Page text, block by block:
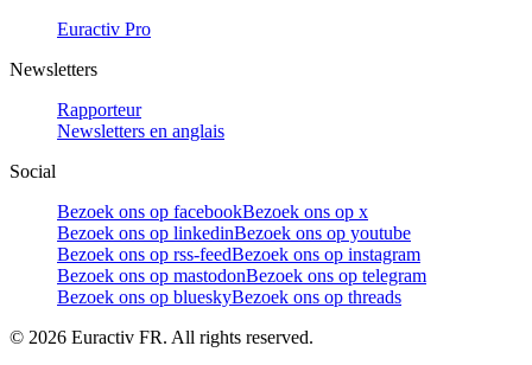
Euractiv Pro
Newsletters
Rapporteur
Newsletters en anglais
Social
Bezoek ons op facebookBezoek ons op x
Bezoek ons op linkedinBezoek ons op youtube
Bezoek ons op rss-feedBezoek ons op instagram
Bezoek ons op mastodonBezoek ons op telegram
Bezoek ons op blueskyBezoek ons op threads
© 2026 Euractiv FR. All rights reserved.